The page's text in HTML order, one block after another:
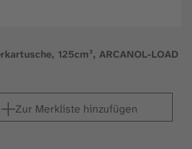
125cm³, ARCANOL-LOAD
Zur Merkliste hinzufügen